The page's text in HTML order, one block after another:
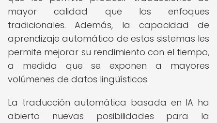
mayor calidad que los enfoques
tradicionales. Además, la capacidad de
aprendizaje automático de estos sistemas les
permite mejorar su rendimiento con el tiempo,
a medida que se exponen a mayores
volúmenes de datos lingüísticos.
La traducción automática basada en IA ha
abierto nuevas posibilidades para la